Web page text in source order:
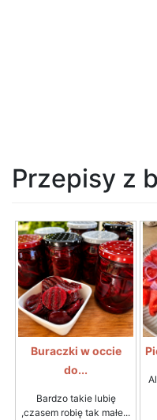
Przepisy z
Buraczki w occie
do...
Bardzo takie lubię
,czasem robię tak małe...